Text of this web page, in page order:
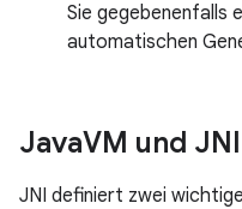
Sie gegebenenfalls
automatischen
JavaVM und
JNI definiert zwei